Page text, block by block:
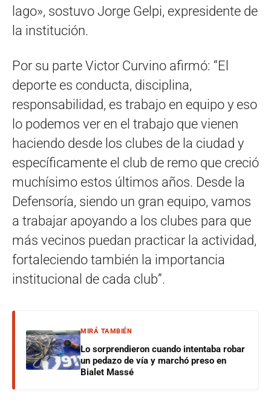
lago», sostuvo Jorge Gelpi, expresidente de
la institución.
Por su parte Victor Curvino afirmó: “El
deporte es conducta, disciplina,
responsabilidad, es trabajo en equipo y eso
lo podemos ver en el trabajo que vienen
haciendo desde los clubes de la ciudad y
específicamente el club de remo que creció
muchísimo estos últimos años. Desde la
Defensoría, siendo un gran equipo, vamos
a trabajar apoyando a los clubes para que
más vecinos puedan practicar la actividad,
fortaleciendo también la importancia
institucional de cada club”.
MIRÁ TAMBIÉN
Lo sorprendieron cuando intentaba robar
un pedazo de vía y marchó preso en
Bialet Massé